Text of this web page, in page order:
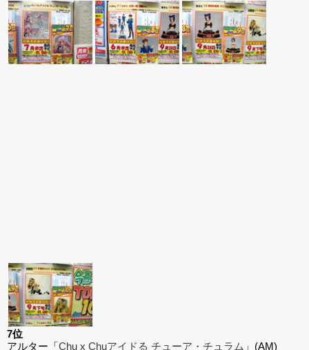
7位
アルター「Chu x Chuアイドる チューア・チュラム 」(AM)